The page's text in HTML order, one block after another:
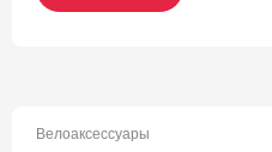
Велоаксессуары